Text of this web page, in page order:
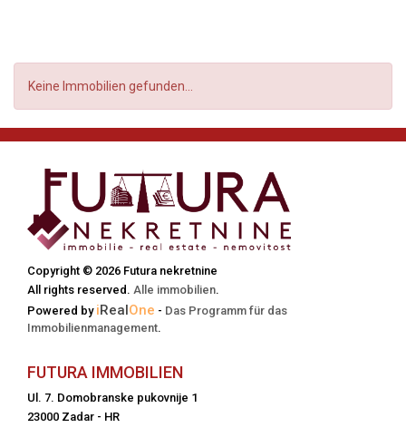
Keine Immobilien gefunden...
Copyright © 2026 Futura nekretnine
All rights reserved. Alle immobilien.
Powered by iReal One - Das Programm für das
Immobilienmanagement.
FUTURA IMMOBILIEN
Ul. 7. Domobranske pukovnije 1
23000 Zadar - HR